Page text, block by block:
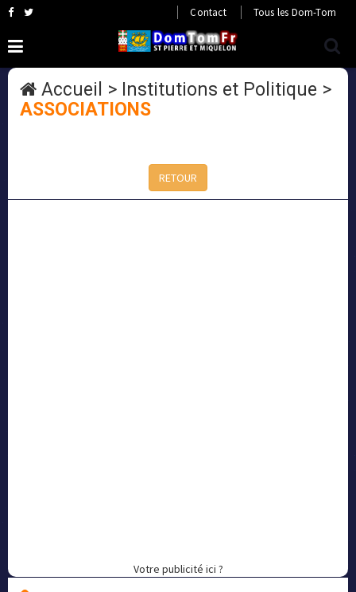
Contact Tous les Dom-Tom
Accueil > Institutions et Politique >
ASSOCIATIONS
RETOUR
Votre publicité ici ?